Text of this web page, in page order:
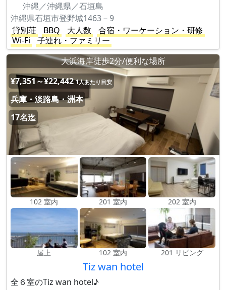
沖縄／沖縄県／石垣島
沖縄県石垣市登野城1463－9
貸別荘
BBQ 大人数
合宿・ワーケーション・研修
Wi-Fi
子連れ・ファミリー
大浜海岸徒歩2分/便利な場所
¥7,351～¥22,442 1人あたり目安
兵庫・淡路島・洲本
17名迄
102 室内 201 室内 202 室内
屋上 102 室内 201 リビング
Tiz wan hotel
全６室のTiz wan hotel♪